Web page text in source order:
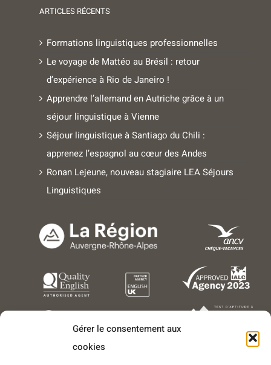
Gérer le consentement aux
cookies
ARTICLES RÉCENTS
Formations linguistiques professionnelles
Le voyage de Mattéo au Brésil : retour
d’expérience à Rio de Janeiro !
Apprendre l’allemand en Autriche grâce à un
séjour linguistique à Vienne
Séjour linguistique à Santiago du Chili :
apprenez l’espagnol au cœur des Andes
Ronan Lejeune, nouveau stagiaire LEA Séjours
Linguistiques